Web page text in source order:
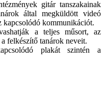
gitár tanszakainak
által megküldött videó
kapcsolódó kommunikációt.
a teljes műsort, az
felkészítő tanárok neveit.
plakát szintén a